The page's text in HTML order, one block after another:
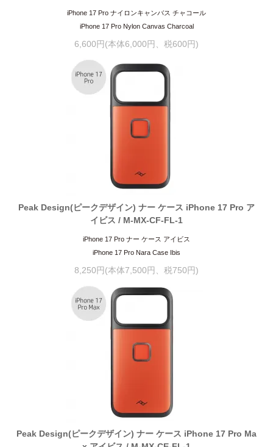
iPhone 17 Pro ナイロンキャンバス チャコール
iPhone 17 Pro Nylon Canvas Charcoal
6,600円(本体6,000円、税600円)
Peak Design(ピークデザイン) ナー ケース iPhone 17 Pro ア
イビス / M-MX-CF-FL-1
iPhone 17 Pro ナー ケース アイビス
iPhone 17 Pro Nara Case Ibis
8,250円(本体7,500円、税750円)
Peak Design(ピークデザイン) ナー ケース iPhone 17 Pro Ma